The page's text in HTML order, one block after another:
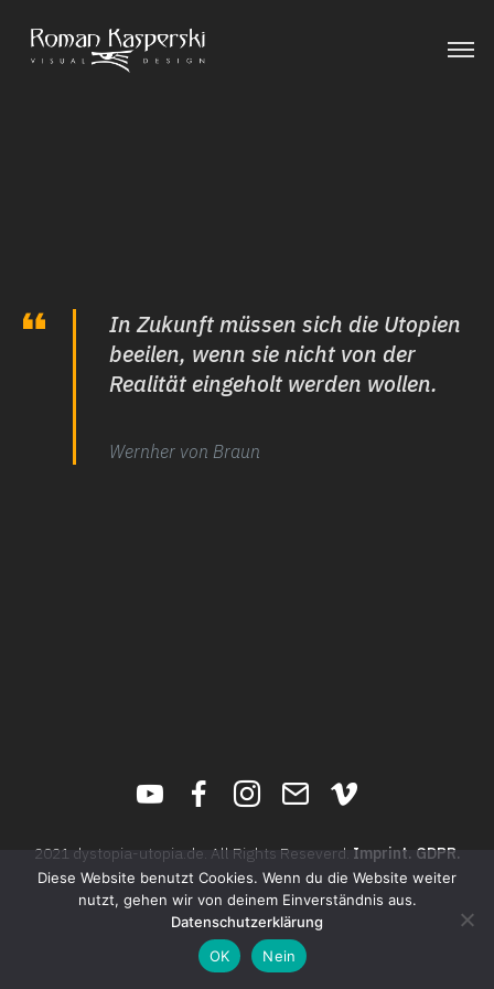
content
In Zukunft müssen sich die Utopien
beeilen, wenn sie nicht von der
Realität eingeholt werden wollen.
Wernher von Braun
YouTubeFacebookInstagram
Get
touch
Vimeo
2021 dystopia-utopia.de. All Rights Reseverd. Imprint. GDPR.
Diese Website benutzt Cookies. Wenn du die Website weiter
nutzt, gehen wir von deinem Einverständnis aus.
Datenschutzerklärung
OK
Nein